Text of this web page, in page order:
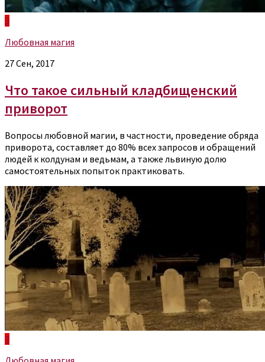
3
Любовная магия
27 Сен, 2017
Что такое сильный кладбищенский
приворот
Вопросы любовной магии, в частности, проведение обряда
приворота, составляет до 80% всех запросов и обращений
людей к колдунам и ведьмам, а также львиную долю
самостоятельных попыток практиковать.
3